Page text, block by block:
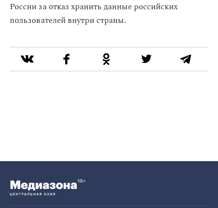
России за отказ хранить данные российских
пользователей внутри страны.